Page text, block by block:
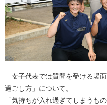
女子代表では質問を受ける場
過ごし方」について。
「気持ちが入れ過ぎてしまうも